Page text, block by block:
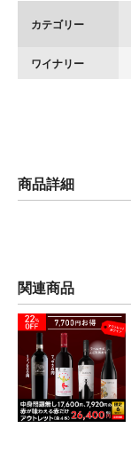
カテゴリー
ワイナリー
商品詳細
関連商品